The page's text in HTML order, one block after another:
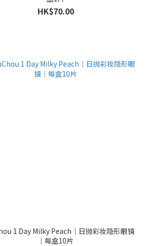
HK$70.00
1 Day Milky Peach｜日抛彩妆隐形眼镜
｜每盒10片